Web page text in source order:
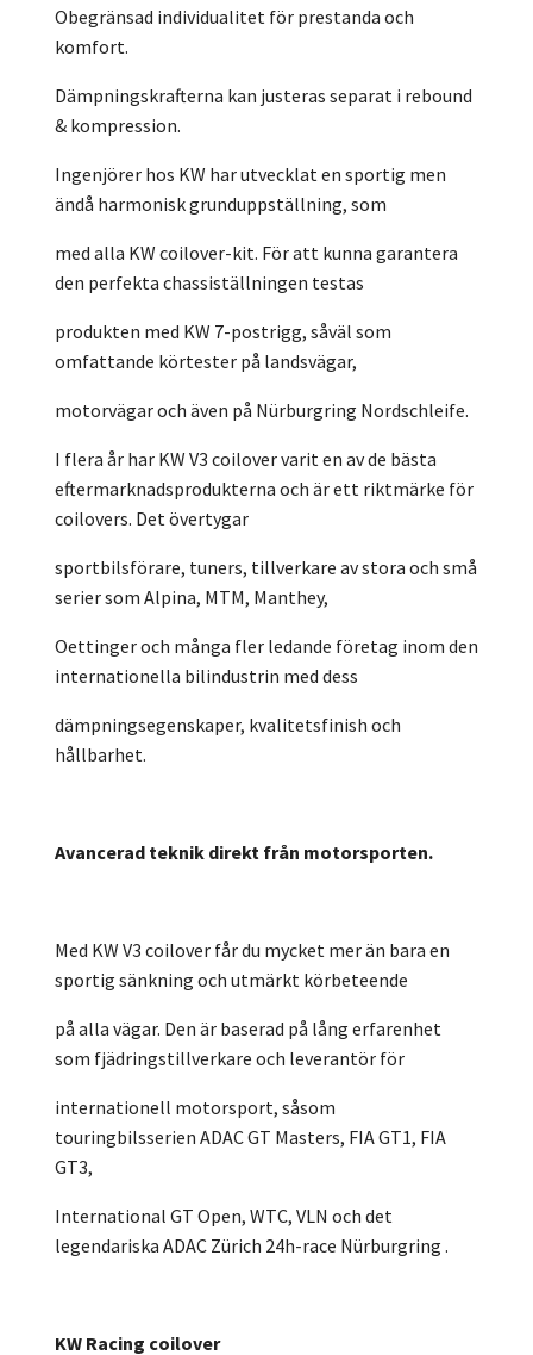
Obegränsad individualitet för prestanda och
komfort.
Dämpningskrafterna kan justeras separat i rebound
& kompression.
Ingenjörer hos KW har utvecklat en sportig men
ändå harmonisk grunduppställning, som
med alla KW coilover-kit. För att kunna garantera
den perfekta chassiställningen testas
produkten med KW 7-postrigg, såväl som
omfattande körtester på landsvägar,
motorvägar och även på Nürburgring Nordschleife.
I flera år har KW V3 coilover varit en av de bästa
eftermarknadsprodukterna och är ett riktmärke för
coilovers. Det övertygar
sportbilsförare, tuners, tillverkare av stora och små
serier som Alpina, MTM, Manthey,
Oettinger och många fler ledande företag inom den
internationella bilindustrin med dess
dämpningsegenskaper, kvalitetsfinish och
hållbarhet.
Avancerad teknik direkt från motorsporten.
Med KW V3 coilover får du mycket mer än bara en
sportig sänkning och utmärkt körbeteende
på alla vägar. Den är baserad på lång erfarenhet
som fjädringstillverkare och leverantör för
internationell motorsport, såsom
touringbilsserien ADAC GT Masters, FIA GT1, FIA
GT3,
International GT Open, WTC, VLN och det
legendariska ADAC Zürich 24h-race Nürburgring .
KW Racing coilover